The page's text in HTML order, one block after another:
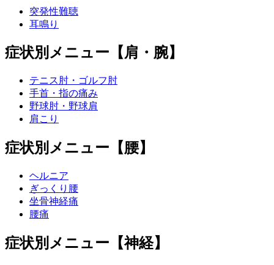
突発性難聴
耳鳴り
症状別メニュー【肩・腕】
テニス肘・ゴルフ肘
手首・指の痛み
野球肘・野球肩
肩こり
症状別メニュー【腰】
ヘルニア
ぎっくり腰
坐骨神経痛
腰痛
症状別メニュー【神経】